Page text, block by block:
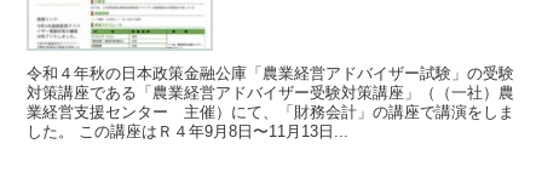
令和４年秋の日本政策金融公庫「農業経営アドバイザー試験」の受験
対策講座である「農業経営アドバイザー受験対策講座」（（一社）農
業経営支援センター 主催）にて、「財務会計」の講座で講演をしま
した。 この講座はＲ４年9月8日〜11月13日...